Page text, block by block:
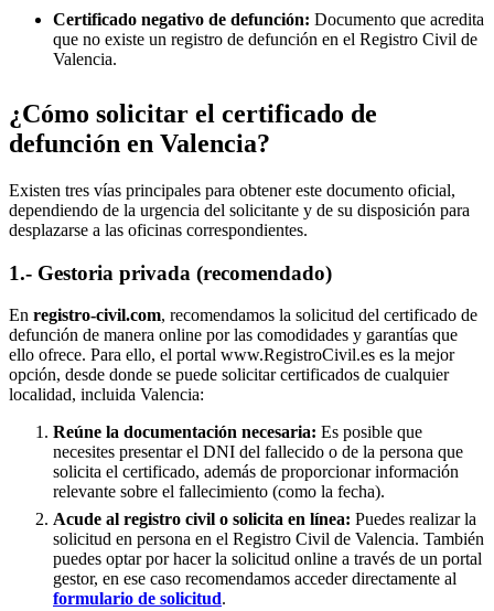
Certificado negativo de defunción: Documento que acredita
que no existe un registro de defunción en el Registro Civil de
Valencia.
¿Cómo solicitar el certificado de
defunción en Valencia?
Existen tres vías principales para obtener este documento oficial,
dependiendo de la urgencia del solicitante y de su disposición para
desplazarse a las oficinas correspondientes.
1.- Gestoria privada (recomendado)
En registro-civil.com, recomendamos la solicitud del certificado de
defunción de manera online por las comodidades y garantías que
ello ofrece. Para ello, el portal www.RegistroCivil.es es la mejor
opción, desde donde se puede solicitar certificados de cualquier
localidad, incluida Valencia:
Reúne la documentación necesaria: Es posible que
necesites presentar el DNI del fallecido o de la persona que
solicita el certificado, además de proporcionar información
relevante sobre el fallecimiento (como la fecha).
Acude al registro civil o solicita en línea: Puedes realizar la
solicitud en persona en el Registro Civil de Valencia. También
puedes optar por hacer la solicitud online a través de un portal
gestor, en ese caso recomendamos acceder directamente al
formulario de solicitud.